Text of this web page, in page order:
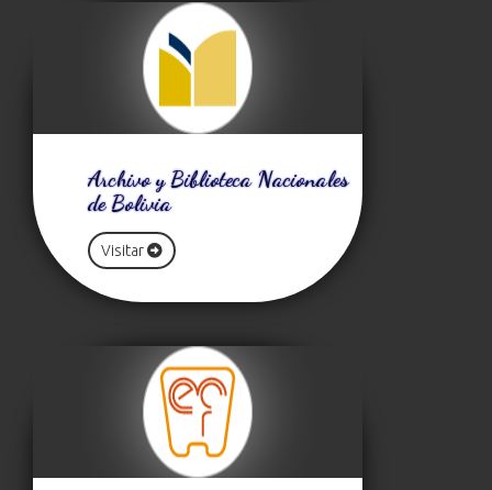
Archivo y Biblioteca Nacionales
de Bolivia
Visitar